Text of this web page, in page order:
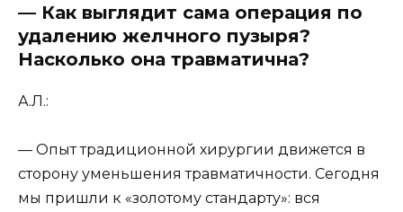
— Как выглядит сама операция по
удалению желчного пузыря?
Насколько она травматична?
А.Л.:
— Опыт традиционной хирургии движется в
сторону уменьшения травматичности. Сегодня
мы пришли к «золотому стандарту»: вся